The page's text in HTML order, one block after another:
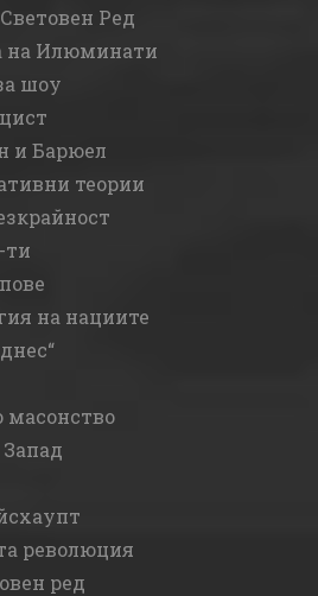
Ред
на Илюминати
шоу
и Барюел
теории
ти
на нациите
масонство
революция
ред